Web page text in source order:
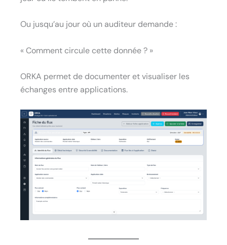
Ou jusqu’au jour où un auditeur demande :
« Comment circule cette donnée ? »
ORKA permet de documenter et visualiser les
échanges entre applications.